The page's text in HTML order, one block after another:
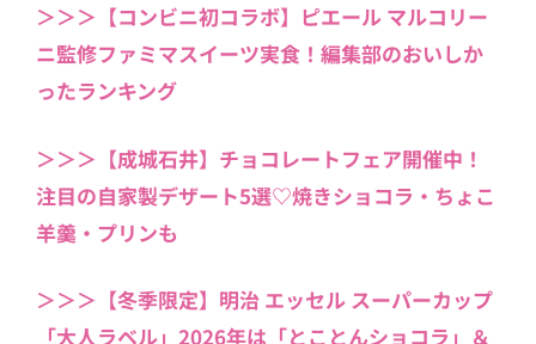
＞＞＞【コンビニ初コラボ】ピエール マルコリー
ニ監修ファミマスイーツ実食！編集部のおいしか
ったランキング
＞＞＞【成城石井】チョコレートフェア開催中！
注目の自家製デザート5選♡焼きショコラ・ちょこ
羊羹・プリンも
＞＞＞【冬季限定】明治 エッセル スーパーカップ
「大人ラベル」2026年は「とことんショコラ」＆